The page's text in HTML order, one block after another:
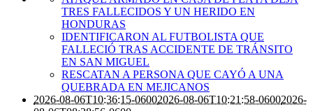
TRES FALLECIDOS Y UN HERIDO EN
HONDURAS
IDENTIFICARON AL FUTBOLISTA QUE
FALLECIÓ TRAS ACCIDENTE DE TRÁNSITO
EN SAN MIGUEL
RESCATAN A PERSONA QUE CAYÓ A UNA
QUEBRADA EN MEJICANOS
2026-08-06T10:36:15-06002026-08-06T10:21:58-06002026-